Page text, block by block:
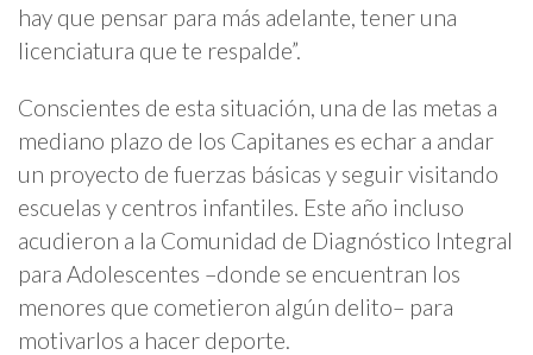
hay que pensar para más adelante, tener una
licenciatura que te respalde”.
Conscientes de esta situación, una de las metas a
mediano plazo de los Capitanes es echar a andar
un proyecto de fuerzas básicas y seguir visitando
escuelas y centros infantiles. Este año incluso
acudieron a la Comunidad de Diagnóstico Integral
para Adolescentes –donde se encuentran los
menores que cometieron algún delito– para
motivarlos a hacer deporte.